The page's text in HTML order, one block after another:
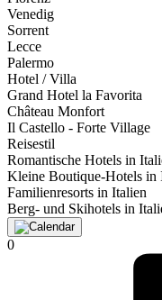
Venedig
Sorrent
Lecce
Palermo
Hotel / Villa
Grand Hotel la Favorita
Château Monfort
Il Castello - Forte Village
Reisestil
Romantische Hotels in
Kleine Boutique-Hotels in
Familienresorts in Italien
Berg- und Skihotels in
0